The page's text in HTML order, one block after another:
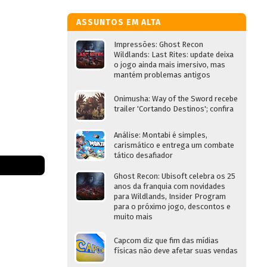
ASSUNTOS EM ALTA
Impressões: Ghost Recon
Wildlands: Last Rites: update deixa
o jogo ainda mais imersivo, mas
mantém problemas antigos
Onimusha: Way of the Sword recebe
trailer 'Cortando Destinos'; confira
Análise: Montabi é simples,
carismático e entrega um combate
tático desafiador
Ghost Recon: Ubisoft celebra os 25
anos da franquia com novidades
para Wildlands, Insider Program
para o próximo jogo, descontos e
muito mais
Capcom diz que fim das mídias
físicas não deve afetar suas vendas